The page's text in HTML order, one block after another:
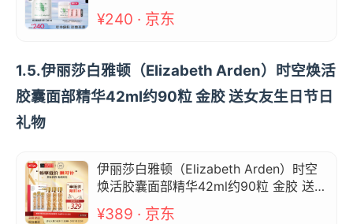
¥240 · 京东
1.5.伊丽莎白雅顿（Elizabeth Arden）时空焕活
胶囊面部精华42ml约90粒 金胶 送女友生日节日
礼物
伊丽莎白雅顿（Elizabeth Arden）时空
焕活胶囊面部精华42ml约90粒 金胶 送女
友生日节日礼物
¥389 · 京东